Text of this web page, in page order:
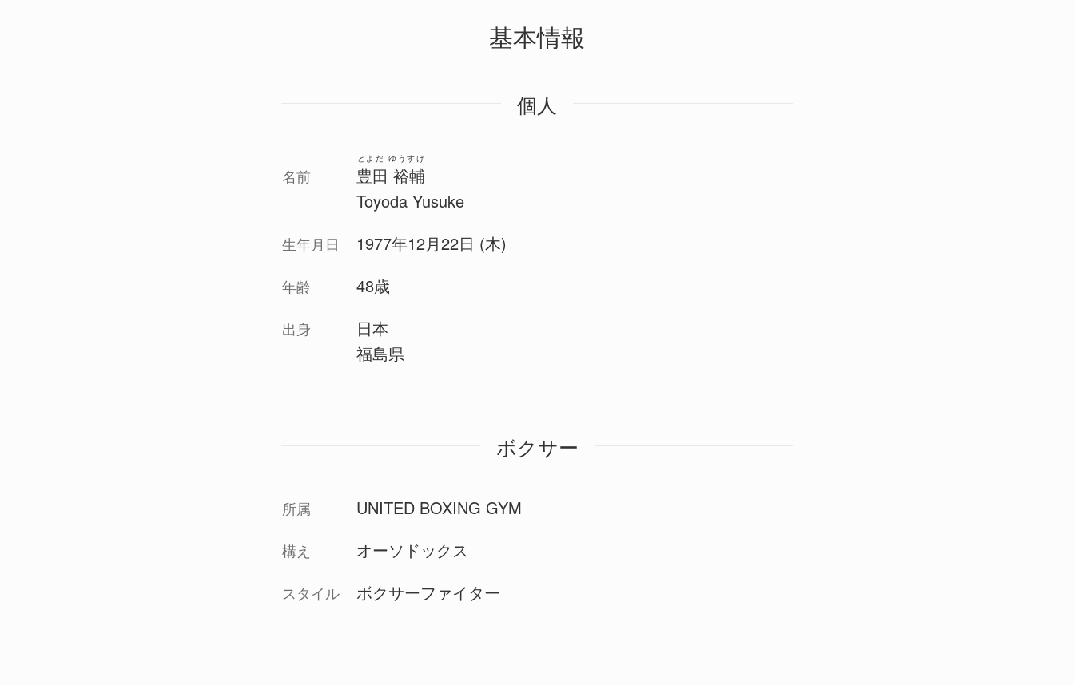
基本情報
個人
名前 豊田 裕輔
とよだ ゆうすけ
Toyoda Yusuke
生年月日 1977年12月22日 (木)
年齢 48歳
出身
日本
福島県
ボクサー
所属 UNITED BOXING GYM
構え オーソドックス
スタイル ボクサーファイター